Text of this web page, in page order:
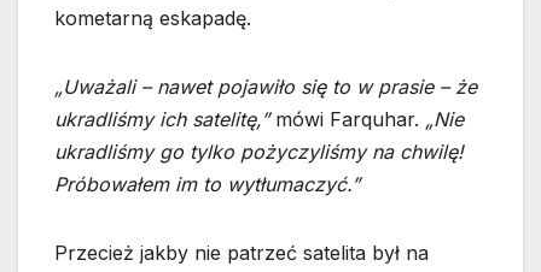
kometarną eskapadę.
„Uważali – nawet pojawiło się to w prasie – że
ukradliśmy ich satelitę,”mówi Farquhar. „Nie
ukradliśmy go tylko pożyczyliśmy na chwilę!
Próbowałem im to wytłumaczyć.”
Przecież jakby nie patrzeć satelita był na